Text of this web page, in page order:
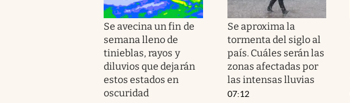
Se avecina un fin de
semana lleno de
tinieblas, rayos y
diluvios que dejarán
estos estados en
oscuridad
Se aproxima la
tormenta del siglo al
país. Cuáles serán las
zonas afectadas por
las intensas lluvias
07:12